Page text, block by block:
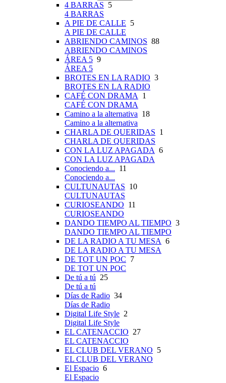
4 BARRAS 5
4 BARRAS
A PIE DE CALLE 5
A PIE DE CALLE
ABRIENDO CAMINOS 88
ABRIENDO CAMINOS
ÁREA 5 9
ÁREA 5
BROTES EN LA RADIO 3
BROTES EN LA RADIO
CAFÉ CON DRAMA
1
CAFÉ CON DRAMA
Camino a la alternativa 18
Camino a la alternativa
CHARLA DE QUERIDAS 1
CHARLA DE QUERIDAS
CON LA LUZ APAGADA 6
CON LA LUZ APAGADA
Conociendo a... 11
Conociendo a...
CULTUNAUTAS 10
CULTUNAUTAS
CURIOSEANDO 11
CURIOSEANDO
DANDO TIEMPO AL TIEMPO 3
DANDO TIEMPO AL TIEMPO
DE LA RADIO A TU MESA 6
DE LA RADIO A TU MESA
DE TOT UN POC 7
DE TOT UN POC
De tú a tú 25
De tú a tú
Días de Radio 34
Días de Radio
Digital Life Style 2
Digital Life Style
EL CATENACCIO 27
EL CATENACCIO
EL CLUB DEL VERANO 5
EL CLUB DEL VERANO
El Espacio 6
El Espacio